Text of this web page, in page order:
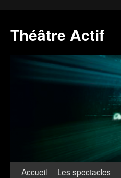
Théâtre Actif
Accueil Les spectacles